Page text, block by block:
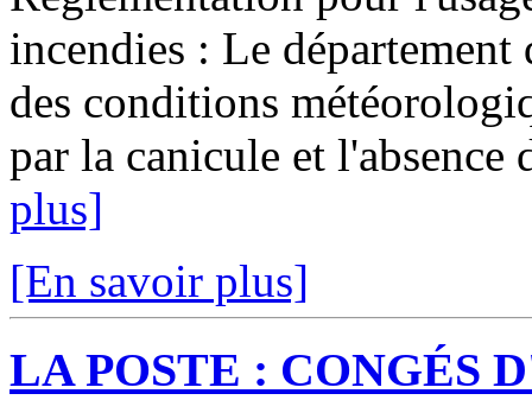
incendies : Le département
des conditions
par la canicule et l'absence
plus]
[En savoir plus]
LA POSTE : CONGÉS